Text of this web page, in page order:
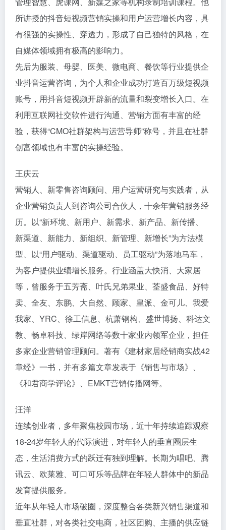
所讲授的抖音短视频营销实操和用户运营增长内容，具
有很强的实操性、穿透力，形成了自己独特的风格，在
自媒体领域拥有极高的影响力。
先后为服装、母婴、医美、微电商、餐饮等行业提供企
业抖音运营咨询，为个人和企业成功打造百万级短视频
账号，用抖音短视频开辟新的流量和裂变增长入口。在
利用互联网社交软件进行沟通、营销方面有丰富的经
验，获得“CMO社群架构与运营导师”称号，并且在社群
创富领域也有丰富的实操经验。
王庆云
营销人、新零售咨询顾问、用户运营研究与实践者，从
企业营销负责人到咨询公司合伙人，十余年营销服务经
历。以“新环境、新用户、新需求、新产品、新传播、
新渠道、新能力、新组织、新管理、新增长”为方法模
型、以“用户驱动、渠道驱动、员工驱动”为落地马车，
为客户提供业绩增长服务。行业涵盖大快消、大家居
等，曾服务于五芳斋、叶氏兄弟果业、荃盛食品、好特
卖、全友、东鹏、大自然、顾家、皇派、金可儿、我爱
我家、YRC、徐工信息、杭萧钢构、盛世博扬、科达文
教、畅卓科技、绿岸网络等数十家业内领军企业，担任
多家企业营销管理顾问。著有《建材家居经销商实战42
章经》一书，并有多篇文章发表于《销售与市场》、
《和君商学评论》、EMKT营销传播网等。
汪洋
连续创业者，多年聚焦校园市场，近十年持续追踪观察
18-24岁年轻人的代际演进，对年轻人的垂直圈层生
态，生活消费方式的跃迁有独到理解。长期为唱吧、腾
讯云、欧莱雅、可口可乐等品牌在年轻人群体中的新品
发育提供服务。
近年从年轻人市场破圈，深度整合各类新兴销售渠道和
垂直社群，对各类社交电商，社区团购、主播的供应链